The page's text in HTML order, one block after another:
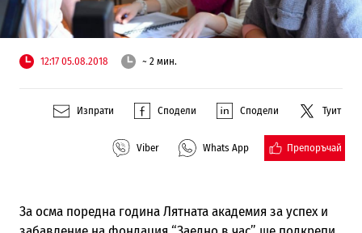
12:17 05.08.2018 ~ 2 мин.
Изпрати Сподели Сподели Туит
Viber Whats App Препоръчай
За осма поредна година Лятната академия за успех и